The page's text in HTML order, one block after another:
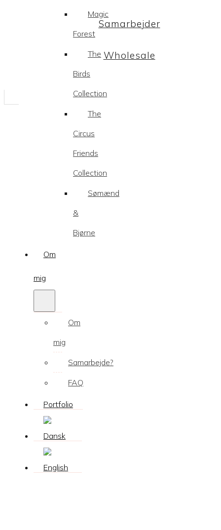
Magic
Forest
The
Birds
Collection
The
Circus
Friends
Collection
Sømænd
&
Bjørne
Om
mig
Om
mig
Samarbejde?
FAQ
Portfolio
Samarbejder
Wholesale